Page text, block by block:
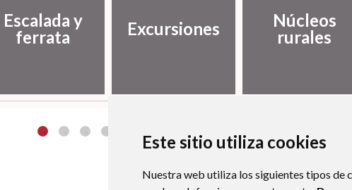
Este sitio utiliza cookies
Nuestra web utiliza los siguientes tipos de
Escalada y
ferrata
Excursiones
Núcleos
rurales